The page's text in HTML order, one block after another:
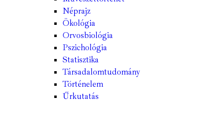
Néprajz
Ökológia
Orvosbiológia
Pszichológia
Statisztika
Társadalomtudomány
Történelem
Űrkutatás